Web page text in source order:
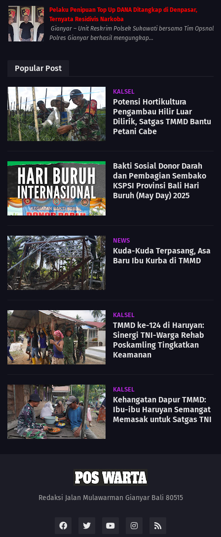
Pelaku Penipuan Top Up DANA Ditangkap di Denpasar,
Ternyata Residivis Narkoba
Gianyar – Unit Reskrim Polsek Sukawati bersama Tim Opsnal
Polres Gianyar berhasil mengungkap...
Popular Post
KALSEL
Potensi Hortikultura
Pengambau Hilir Luar
Dilirik, Satgas TMMD Bantu
Petani Cabe
Bakti Sosial Donor Darah
dan Pembagian Sembako
KSPSI Provinsi Bali Hari
Buruh (May Day) 2025
NEWS
Kuda-Kuda Terpasang, Asa
Baru Ibu Kurba di TMMD
KALSEL
TMMD ke-124 di Haruyan:
Sinergi TNI-Warga Rehab
Poskamling Tingkatkan
Keamanan
KALSEL
Kehangatan Dapur TMMD:
Ibu-ibu Haruyan Semangat
Memasak untuk Satgas TNI
Redaksi Jalan Mulawarman Gianyar Bali 80515